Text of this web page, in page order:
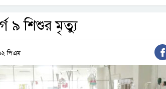
৯ শিশুর মৃত্যু
পিএম